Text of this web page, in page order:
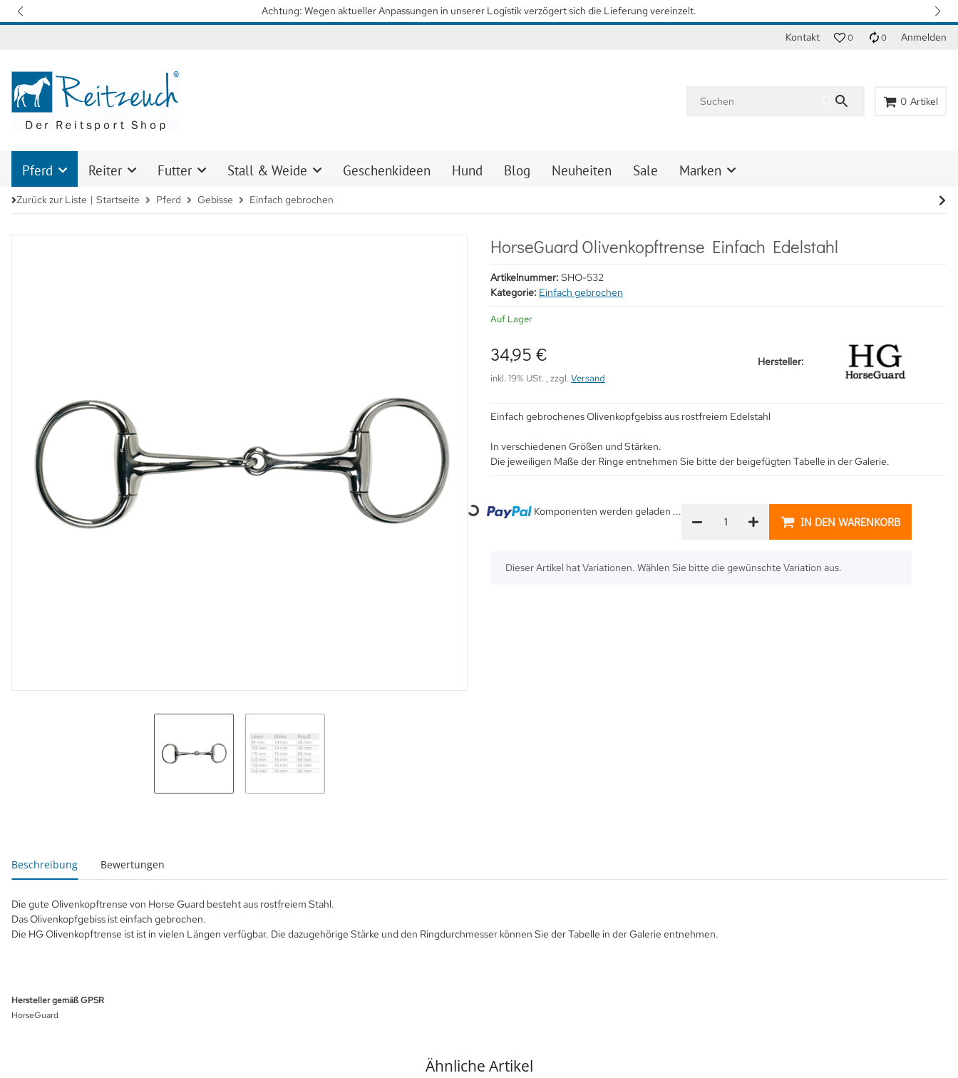
Wir arbeiten mit Hochdruck daran, so schnell wie möglich wieder unsere gewohnten Lieferzeiten zu erreichen. Vielen Dank für Ihr Verständnis.
Kontakt 0 0 Anmelden
0 Artikel
Pferd Reiter Futter Stall & Weide Geschenkideen Hund Blog Neuheiten Sale Marken
Zurück zur Liste Startseite Pferd Gebisse Einfach gebrochen
HorseGuard Olivenkopftrense Einfach Edelstahl
Artikelnummer: SHO-532
Kategorie: Einfach gebrochen
Auf Lager
34,95 €
inkl. 19% USt. , zzgl.Versand
Hersteller:
Einfach gebrochenes Olivenkopfgebiss aus rostfreiem Edelstahl
In verschiedenen Größen und Stärken.
Die jeweiligen Maße der Ringe entnehmen Sie bitte der beigefügten Tabelle in der Galerie.
IN DEN WARENKORB
Loading... Komponenten werden geladen ...
x
Dieser Artikel hat Variationen. Wählen Sie bitte die gewünschte Variation aus.
Beschreibung Bewertungen
Die gute Olivenkopftrense von Horse Guard besteht aus rostfreiem Stahl.
Das Olivenkopfgebiss ist einfach gebrochen.
Die HG Olivenkopftrense ist ist in vielen Längen verfügbar. Die dazugehörige Stärke und den Ringdurchmesser können Sie der Tabelle in der Galerie entnehmen.
Hersteller gemäß GPSR
HorseGuard
Ähnliche Artikel